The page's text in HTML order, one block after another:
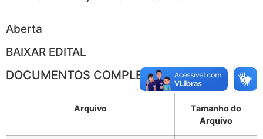
Aberta
BAIXAR EDITAL
DOCUMENTOS COMPLEMENTARES
Arquivo
Tamanho do
Arquivo